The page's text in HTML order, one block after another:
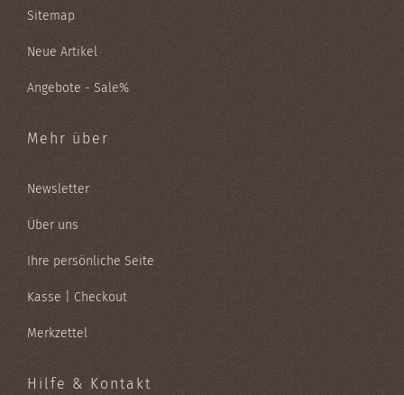
Sitemap
Neue Artikel
Angebote - Sale%
Mehr über
Newsletter
Über uns
Ihre persönliche Seite
Kasse | Checkout
Merkzettel
Hilfe & Kontakt